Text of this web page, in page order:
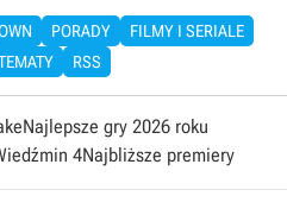
PORADY
FILMY I SERIALE
RSS
Najlepsze gry 2026 roku
4Najbliższe premiery